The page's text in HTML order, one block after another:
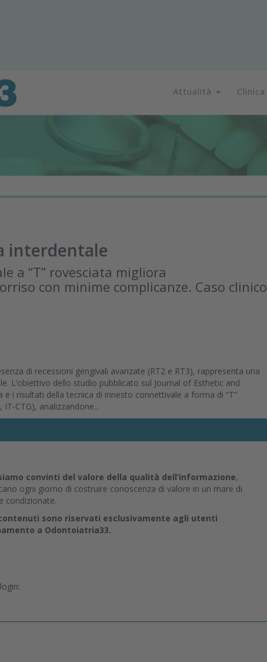
Attualità Clinica
interdentale
a “T” rovesciata migliora
con minime complicanze. Caso clinico
di recessioni gengivali avanzate (RT2 e RT3), rappresenta una
L’obiettivo dello studio pubblicato sul Journal of Esthetic and
e i risultati della tecnica di innesto connettivale a forma di “T”
CTG), analizzandone...
convinti del valore della qualità dell’informazione,
ogni giorno di costruire conoscenza di valore in un mare di
condizionate.
sono riservati esclusivamente agli utenti
a Odontoiatria33.